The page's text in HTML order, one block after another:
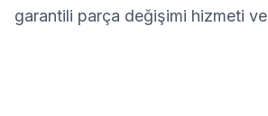
garantili parça değişimi hizmeti